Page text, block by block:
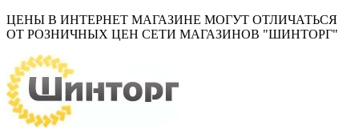
ЦЕНЫ В ИНТЕРНЕТ МАГАЗИНЕ МОГУТ ОТЛИЧАТЬСЯ
ОТ РОЗНИЧНЫХ ЦЕН СЕТИ МАГАЗИНОВ "ШИНТОРГ"